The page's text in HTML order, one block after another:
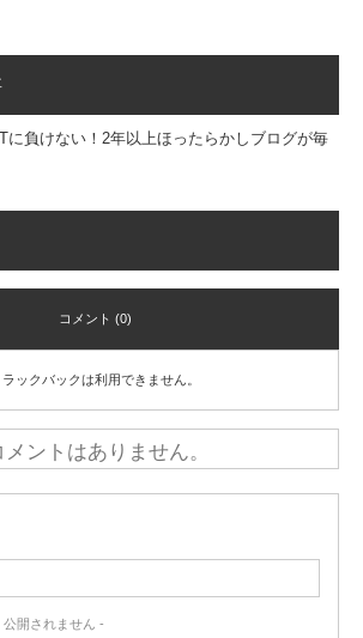
に負けない！2年以上ほったらかしブログが毎
コメント (0)
ラックバックは利用できません。
ントはありません。
開されません -